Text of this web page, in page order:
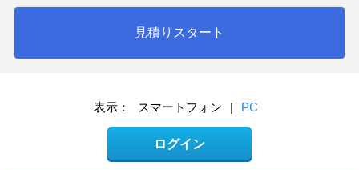
見積りスタート
表示： スマートフォン | PC
ログイン